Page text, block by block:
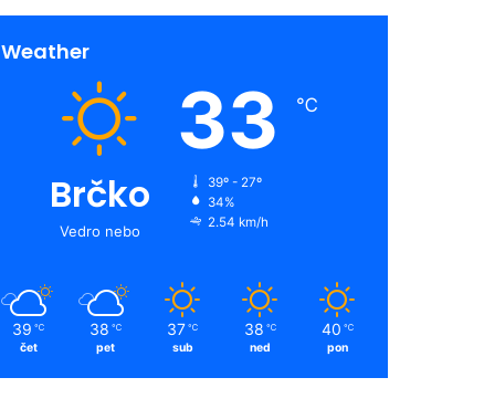
Weather
Brčko
Vedro nebo
33 ℃
39º - 27º
34%
2.54 km/h
39 ℃
čet
38 ℃
pet
37 ℃
sub
38 ℃
ned
40 ℃
pon